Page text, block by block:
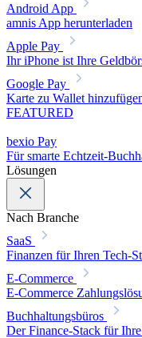
Android App
amnis App herunterladen
Apple Pay
Ihr iPhone ist Ihre
Google Pay
Karte zu Wallet
FEATURED
bexio Pay
Für smarte Echtzeit-
Lösungen
Nach Branche
SaaS
Finanzen für Ihren Tech-
E-Commerce
E-Commerce
Buchhaltungsbüros
Der Finance-Stack für